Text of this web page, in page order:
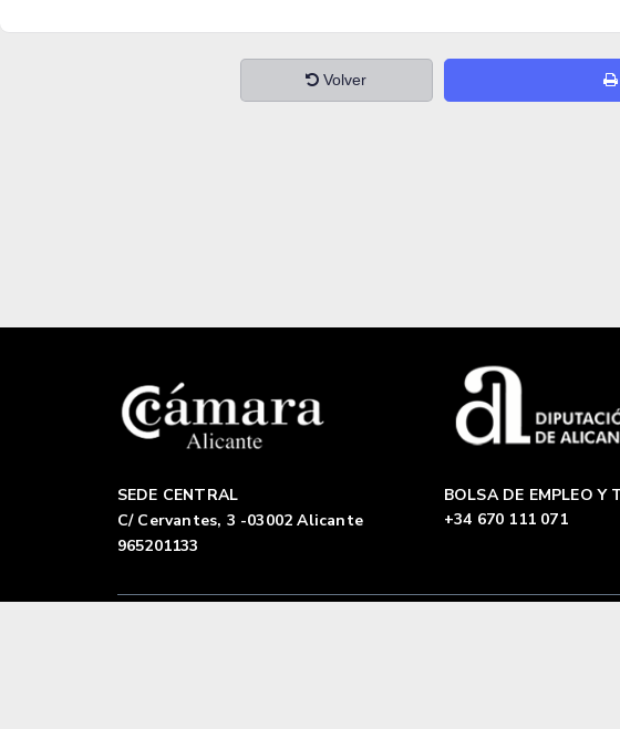
Volver
SEDE CENTRAL
C/ Cervantes, 3 -03002 Alicante
965201133
BOLSA DE EMPLEO Y
+34 670 111 071